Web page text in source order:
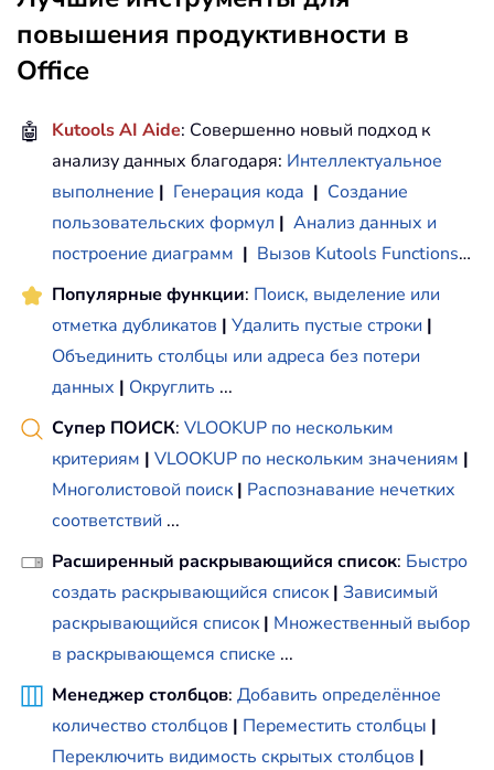
повышения продуктивности в
Office
🤖 Kutools AI Aide: Совершенно новый подход к
анализу данных благодаря: Интеллектуальное
выполнение | Генерация кода | Создание
пользовательских формул | Анализ данных и
построение диаграмм | Вызов Kutools Functions…
Популярные функции: Поиск, выделение или
отметка дубликатов | Удалить пустые строки |
Объединить столбцы или адреса без потери
данных | Округлить ...
Супер ПОИСК: VLOOKUP по нескольким
критериям | VLOOKUP по нескольким значениям |
Многолистовой поиск | Распознавание нечетких
соответствий ...
Расширенный раскрывающийся список: Быстро
создать раскрывающийся список | Зависимый
раскрывающийся список | Множественный выбор
в раскрывающемся списке ...
Менеджер столбцов: Добавить определённое
количество столбцов | Переместить столбцы |
Переключить видимость скрытых столбцов |